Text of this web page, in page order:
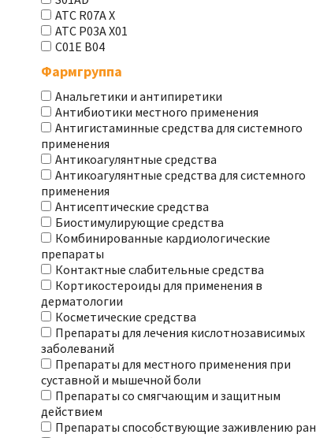
АТС R07A X
АТС Р03А Х01
С01Е В04
Фармгруппа
Анальгетики и антипиретики
Антибиотики местного применения
Антигистаминные средства для системного
применения
Антикоагулянтные средства
Антикоагулянтные средства для системного
применения
Антисептические средства
Биостимулирующие средства
Комбинированные кардиологические
препараты
Контактные слабительные средства
Кортикостероиды для применения в
дерматологии
Косметические средства
Препараты для лечения кислотнозависимых
заболеваний
Препараты для местного применения при
суставной и мышечной боли
Препараты со смягчающим и защитным
действием
Препараты способствующие заживлению ран